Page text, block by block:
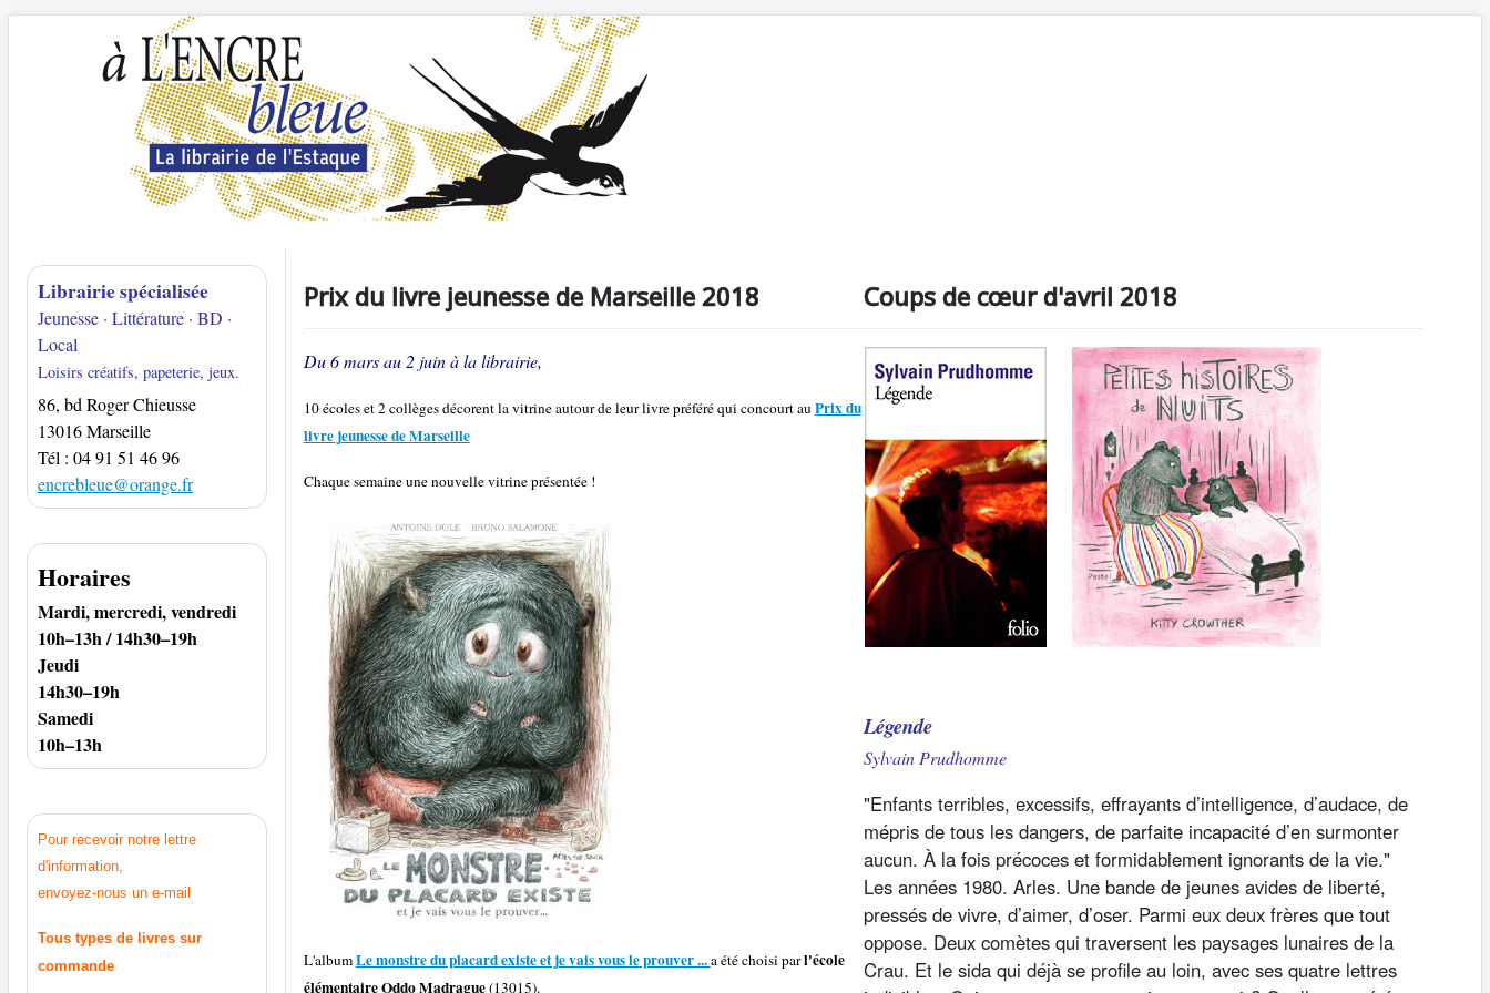
Librairie spécialisée
Jeunesse · Littérature · BD ·
Local
Loisirs créatifs, papeterie, jeux.
86, bd Roger Chieusse
13016 Marseille
Tél : 04 91 51 46 96
encrebleue@orange.fr
Horaires
Mardi, mercredi, vendredi
10h–13h / 14h30–19h
Jeudi
14h30–19h
Samedi
10h–13h
Pour recevoir notre lettre
d'information,
envoyez-nous un e-mail
Tous types de livres sur
commande
Prix du livre jeunesse de Marseille 2018
Du 6 mars au 2 juin à la librairie,
10 écoles et 2 collèges décorent la vitrine autour de leur livre préféré qui concourt au Prix du
livre jeunesse de Marseille
Chaque semaine une nouvelle vitrine présentée !
L'albumLe monstre du placard existe et je vais vous le prouver ...a été choisi parl'école
élémentaire Oddo Madrague(13015).
Coups de cœur d'avril 2018
Légende
Sylvain Prudhomme
"Enfants terribles, excessifs, effrayants d’intelligence, d’audace, de
mépris de tous les dangers, de parfaite incapacité d’en surmonter
aucun. À la fois précoces et formidablement ignorants de la vie."
Les années 1980. Arles. Une bande de jeunes avides de liberté,
pressés de vivre, d’aimer, d’oser. Parmi eux deux frères que tout
oppose. Deux comètes qui traversent les paysages lunaires de la
Crau. Et le sida qui déjà se profile au loin, avec ses quatre lettres